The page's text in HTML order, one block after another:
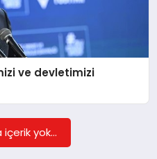
ve devletimizi
yok...